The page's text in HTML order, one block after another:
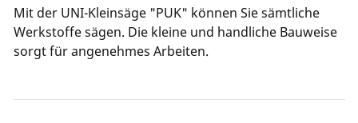
Mit der UNI-Kleinsäge "PUK" können Sie sämtliche
Werkstoffe sägen. Die kleine und handliche Bauweise
sorgt für angenehmes Arbeiten.